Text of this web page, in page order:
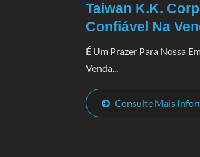
Taiwan K.K.
Confiável Na
É Um Prazer Para Nossa
Venda...
Consulte Mais